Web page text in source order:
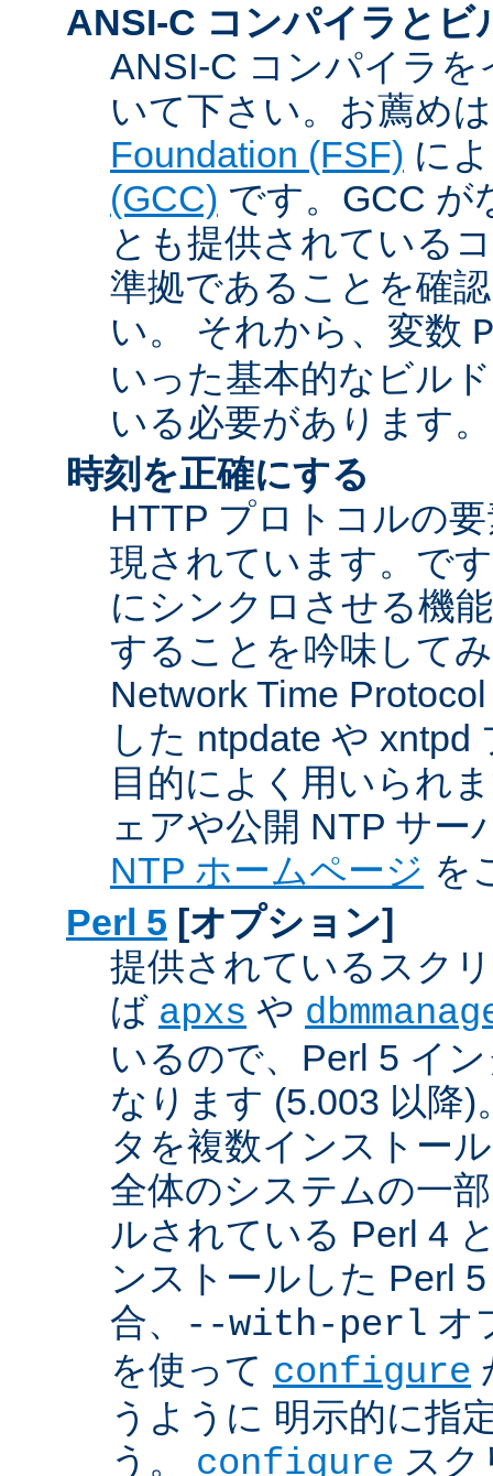
ANSI-C コンパイラとビ
ANSI-C コンパイラ
いて下さい。お薦め
Foundation (FSF) に
(GCC) です。GCC が
とも提供されている
準拠であることを確
い。 それから、変数
いった基本的なビル
いる必要があります。
時刻を正確にする
HTTP プロトコルの
現されています。で
にシンクロさせる機
することを吟味して
Network Time
した ntpdate や
目的によく用いられ
ェアや公開 NTP サー
NTP ホームページ を
Perl 5 [オプション]
提供されているスク
ば apxs や
いるので、Perl 5 イ
なります (5.003 以降
タを複数インストー
全体のシステムの一
ルされている Perl 4
ンストールした Perl
合、
--with-perl オ
を使って configure
うように 明示的に指
う。 configure スク